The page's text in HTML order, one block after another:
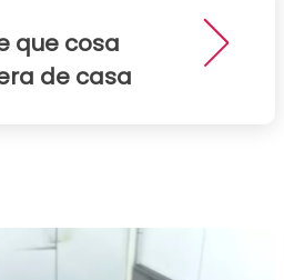
que cosa
de casa